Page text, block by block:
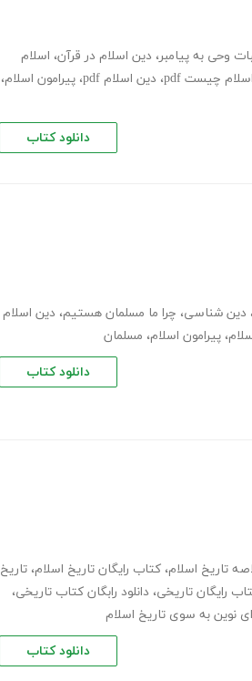
وحی به پیامبر، دین اسلام در قرآن، اسلام
اسلام چیست pdf ، دین اسلام pdf ، پیرامون اسلام،
دانلود کتاب
دین شناسی، چرا ما مسلمان هستیم، دین اسلام
، پیرامون اسلام، مسلمان
دانلود کتاب
، کتاب رایگان تاریخ اسلام، تاریخ
رایگان تاریخی، دانلود رابگان کتاب تاریخی،
دانلود کتاب